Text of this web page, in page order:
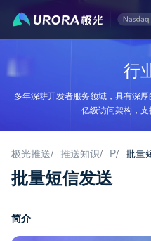
行
多年深耕开发者服务领域，具有深
亿级访问架构，支
极光推送/ 推送知识/ P/ 批量
批量短信发送
简介